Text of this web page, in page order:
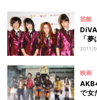
芸能
「
2011/
映画
で女